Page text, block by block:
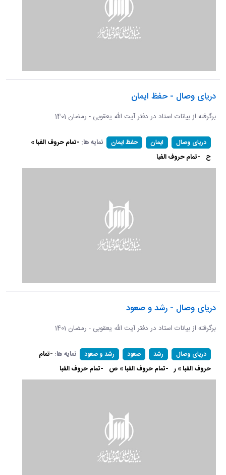
دریای وصال - حفظ ایمان
برگرفته از بیانات استاد در دفتر آیت الله یعقوبی - رمضان 1401
دریای وصال ایمان حفظ ایمان نمایه ها: -تمام حروف الفبا »
ح -تمام حروف الفبا
دریای وصال - رشد و صعود
برگرفته از بیانات استاد در دفتر آیت الله یعقوبی - رمضان 1401
دریای وصال رشد صعود رشد و صعود نمایه ها: -تمام
حروف الفبا » ر -تمام حروف الفبا » ص -تمام حروف الفبا